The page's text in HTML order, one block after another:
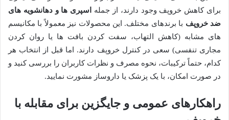
برای کاهش خروپف وجود دارند، از جمله
اسپری ها و دهانشویه های
ضد خروپف با برندهای مختلف. این محصولات نیز معمولاً با مکانیسم
های مشابه (کاهش التهاب، سفت کردن بافت ها یا روان کردن
مجاری تنفسی) سعی در کنترل خروپف دارند. اما قبل از انتخاب هر
کدام، حتماً ترکیبات، نحوه مصرف و نظرات کاربران را بررسی کنید و
در صورت امکان، با یک پزشک یا داروساز مشورت نمایید.
راهکارهای عمومی و جایگزین برای مقابله با